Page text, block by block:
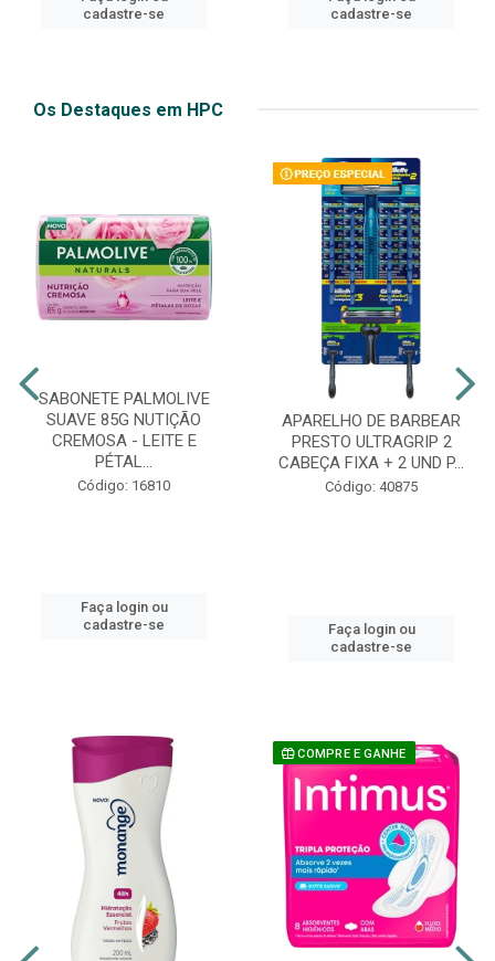
cadastre-se
cadastre-se
Os Destaques em HPC
SABONETE PALMOLIVE
SUAVE 85G NUTIÇÃO
CREMOSA - LEITE E
PÉTAL...
Código: 16810
Faça login ou
cadastre-se
APARELHO DE BARBEAR
PRESTO ULTRAGRIP 2
CABEÇA FIXA + 2 UND P...
Código: 40875
Faça login ou
cadastre-se
COMPRE E GANHE